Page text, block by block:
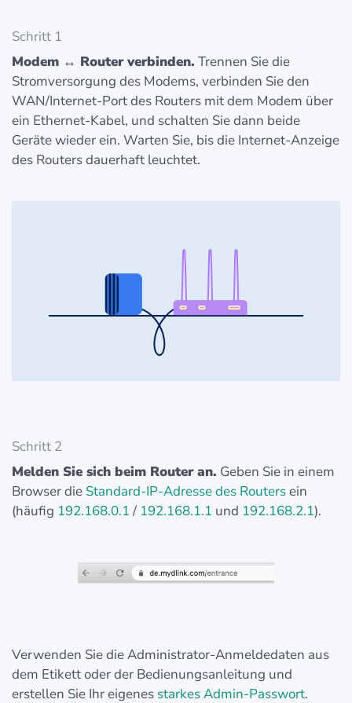
Schritt 1
Modem ↔ Router verbinden. Trennen Sie die
Stromversorgung des Modems, verbinden Sie den
WAN/Internet-Port des Routers mit dem Modem über
ein Ethernet-Kabel, und schalten Sie dann beide
Geräte wieder ein. Warten Sie, bis die Internet-Anzeige
des Routers dauerhaft leuchtet.
Schritt 2
Melden Sie sich beim Router an. Geben Sie in einem
Browser die Standard-IP-Adresse des Routersein
(häufig 192.168.0.1/ 192.168.1.1 und 192.168.2.1).
Verwenden Sie die Administrator-Anmeldedaten aus
dem Etikett oder der Bedienungsanleitung und
erstellen Sie Ihr eigenes starkes Admin-Passwort.